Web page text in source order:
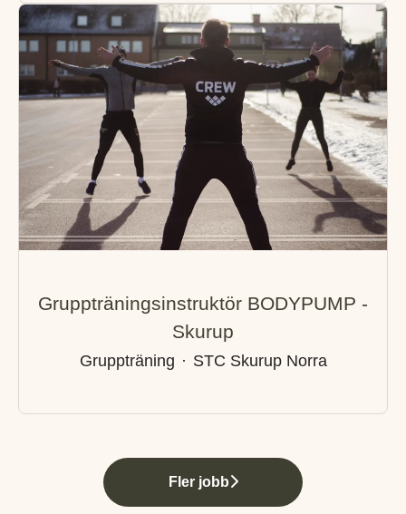
Gruppträningsinstruktör BODYPUMP -
Skurup
Gruppträning · STC Skurup Norra
Fler jobb